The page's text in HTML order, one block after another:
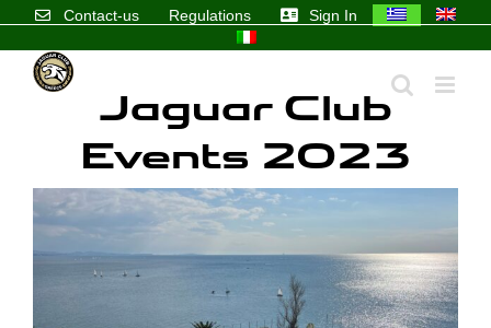
content
Contact-us Regulations Sign In
Jaguar Club
Events 2023